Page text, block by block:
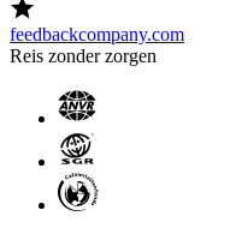
feedbackcompany.com
Reis zonder zorgen